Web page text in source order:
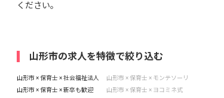
ください。
山形市の求人を特徴で絞り込む
山形市 × 保育士 × 社会福祉法人
山形市 × 保育士 × モンテソーリ
山形市 × 保育士 × 新卒も歓迎
山形市 × 保育士 × ヨコミネ式